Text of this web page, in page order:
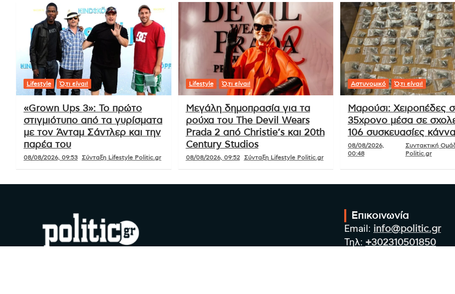
Lifestyle Ό,τι είναι!
«Grown Ups 3»: Το πρώτο
στιγμιότυπο από τα γυρίσματα
με τον Άνταμ Σάντλερ και την
παρέα του
08/08/2026, 09:53 Σύνταξη Lifestyle Politic.gr
Lifestyle Ό,τι είναι!
Μεγάλη δημοπρασία για τα
ρούχα του The Devil Wears
Prada 2 από Christie’s και 20th
Century Studios
08/08/2026, 09:52 Σύνταξη Lifestyle Politic.gr
Αστυνομικό Ό,τι είναι!
Μαρούσι: Χειροπέδες
35χρονο μέσα σε
106 συσκευασίες
08/08/2026,
00:48
Συντακτική
Politic.gr
Επικοινωνία
Email: info@politic.gr
Τηλ: +302310501850